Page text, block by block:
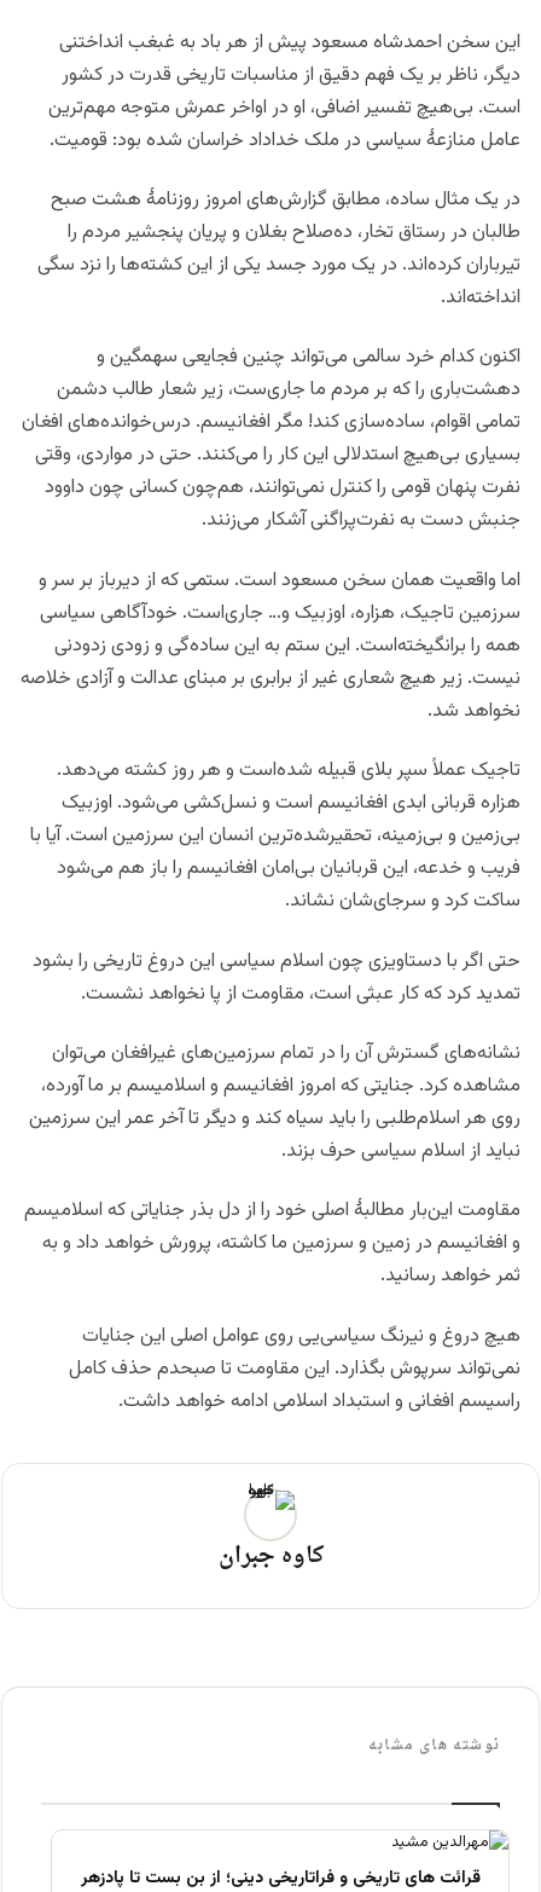
این سخن احمدشاه مسعود پیش از هر باد به غبغب انداختنی
دیگر، ناظر بر یک فهم دقیق از مناسبات تاریخی قدرت در کشور
است. بی‌هیچ تفسیر اضافی، او در اواخر عمرش متوجه مهم‌ترین
عامل منازعهٔ سیاسی در ملک خداداد خراسان شده بود: قومیت.
در یک مثال ساده، مطابق گزارش‌های امروز روزنامهٔ هشت صبح
طالبان در رستاق تخار، ده‌صلاح بغلان و پریان پنجشیر مردم را
تیرباران کرده‌اند. در یک مورد جسد یکی از این کشته‌ها را نزد سگی
انداخته‌اند.
اکنون کدام خرد سالمی می‌تواند چنین فجایعی سهمگین و
دهشت‌باری را که بر مردم ما جاری‌ست، زیر شعار طالب دشمن
تمامی اقوام، ساده‌سازی کند! مگر افغانیسم. درس‌خوانده‌های افغان
بسیاری بی‌هیچ استدلالی این کار را می‌کنند. حتی در مواردی، وقتی
نفرت پنهان قومی را کنترل نمی‌توانند، هم‌چون کسانی چون داوود
جنبش دست به نفرت‌پراگنی آشکار می‌زنند.
اما واقعیت همان سخن مسعود است. ستمی که از دیرباز بر سر و
سرزمین تاجیک، هزاره، اوزبیک و… جاری‌است. خودآگاهی سیاسی
همه را برانگیخته‌است. این ستم به این ساده‌گی و زودی زدودنی
نیست. زیر هیچ شعاری غیر از برابری بر مبنای عدالت و آزادی خلاصه
نخواهد شد.
تاجیک عملاً سپر بلای قبیله شده‌است و هر روز کشته می‌دهد.
هزاره قربانی ابدی افغانیسم است و نسل‌کشی می‌شود. اوزبیک
بی‌‌زمین و بی‌زمینه، تحقیرشده‌ترین انسان این سرزمین است. آیا با
فریب و خدعه، این قربانیان بی‌امان افغانیسم را باز هم می‌شود
ساکت کرد و سرجای‌شان نشاند.
حتی اگر با دستاویزی چون اسلام سیاسی این دروغ تاریخی را بشود
تمدید کرد که کار عبثی است، مقاومت از پا نخواهد نشست.
نشانه‌های گسترش آن را در تمام سرزمین‌های غیرافغان می‌توان
مشاهده کرد. جنایتی که امروز افغانیسم و اسلامیسم بر ما آورده،
روی هر اسلام‌طلبی را باید سیاه کند و دیگر تا آخر عمر این سرزمین
نباید از اسلام سیاسی حرف بزند.
مقاومت این‌بار مطالبهٔ اصلی خود را از دل بذر جنایاتی که اسلامیسم
و افغانیسم در زمین و سرزمین ما کاشته، پرورش خواهد داد و به
ثمر خواهد رسانید.
هیچ دروغ و نیرنگ سیاسی‌یی روی عوامل اصلی این جنایات
نمی‌تواند سرپوش بگذارد. این مقاومت تا صبحدم حذف کامل
راسیسم افغانی و استبداد اسلامی ادامه خواهد داشت.
کاوه جبران
نوشته های مشابه